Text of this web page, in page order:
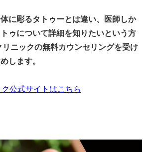
に彫るタトゥーとは違い、医師しか
ゥについて詳細を知りたいという方
ニックの無料カウンセリングを受け
します。
公式サイトはこちら